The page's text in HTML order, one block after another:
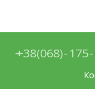
+38(068)-